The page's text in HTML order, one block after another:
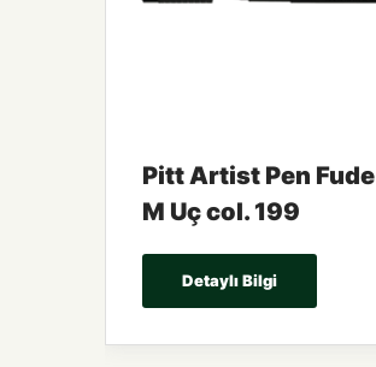
Pitt Artist Pen Fude
M Uç col. 199
Detaylı Bilgi